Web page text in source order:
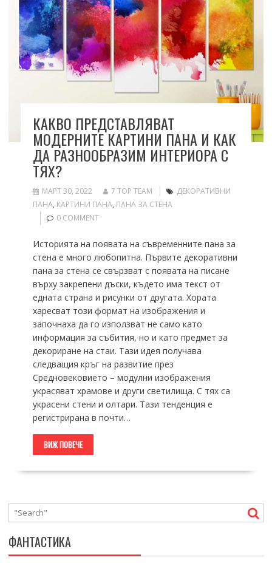
КАКВО ПРЕДСТАВЛЯВАТ
МОДЕРНИТЕ КАРТИНИ ПАНА И КАК
ДА РАЗНООБРАЗИМ ИНТЕРИОРА С
ТЯХ?
МАРТ 30, 2022 7 TOP TEAM
ДЕКОРАТИВНИ
ПАНА, КАРТИНИ ПАНА, ПАНА ЗА СТЕНА
0 COMMENT
Историята на появата на съвременните пана за
стена е много любопитна. Първите декоративни
пана за стена се свързват с появата на писане
върху закрепени дъски, където има текст от
едната страна и рисунки от другата. Хората
харесват този формат на изображения и
започнаха да го използват не само като
информация за събития, но и като предмет за
декориране на стаи. Тази идея получава
следващия кръг на развитие през
Средновековието – модулни изображения
украсяват храмове и други светилища. С тях са
украсени стени и олтари. Тази тенденция е
регистрирана в почти…
ВИЖ ПОВЕЧЕ
ФАНТАСТИКА